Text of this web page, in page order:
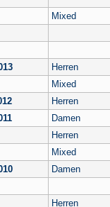
Mixed
Herren
Mixed
Herren
Damen
Herren
Mixed
Damen
Herren